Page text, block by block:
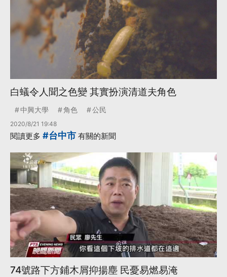
白蟻令人聞之色變 其實扮演清道夫角色
中興大學 角色 公民
2020/8/21 19:48
閱讀更多 #台中市 有關的新聞
74號路下方鋪木屑抑揚塵 民憂易燃易淹